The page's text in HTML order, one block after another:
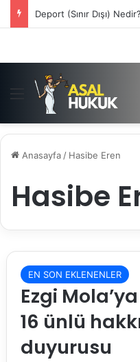
Deport (Sınır Dışı)
Menü
Anasayfa / Hasibe Eren
Hasibe
EN SON EKLENENLER
Ezgi
16 ünlü
duyurusu